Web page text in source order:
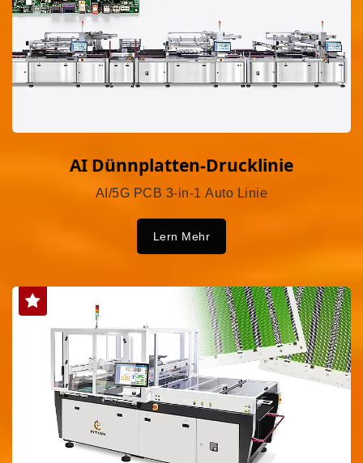
AI Dünnplatten-Drucklinie
AI/5G PCB 3-in-1 Auto Linie
Lern Mehr